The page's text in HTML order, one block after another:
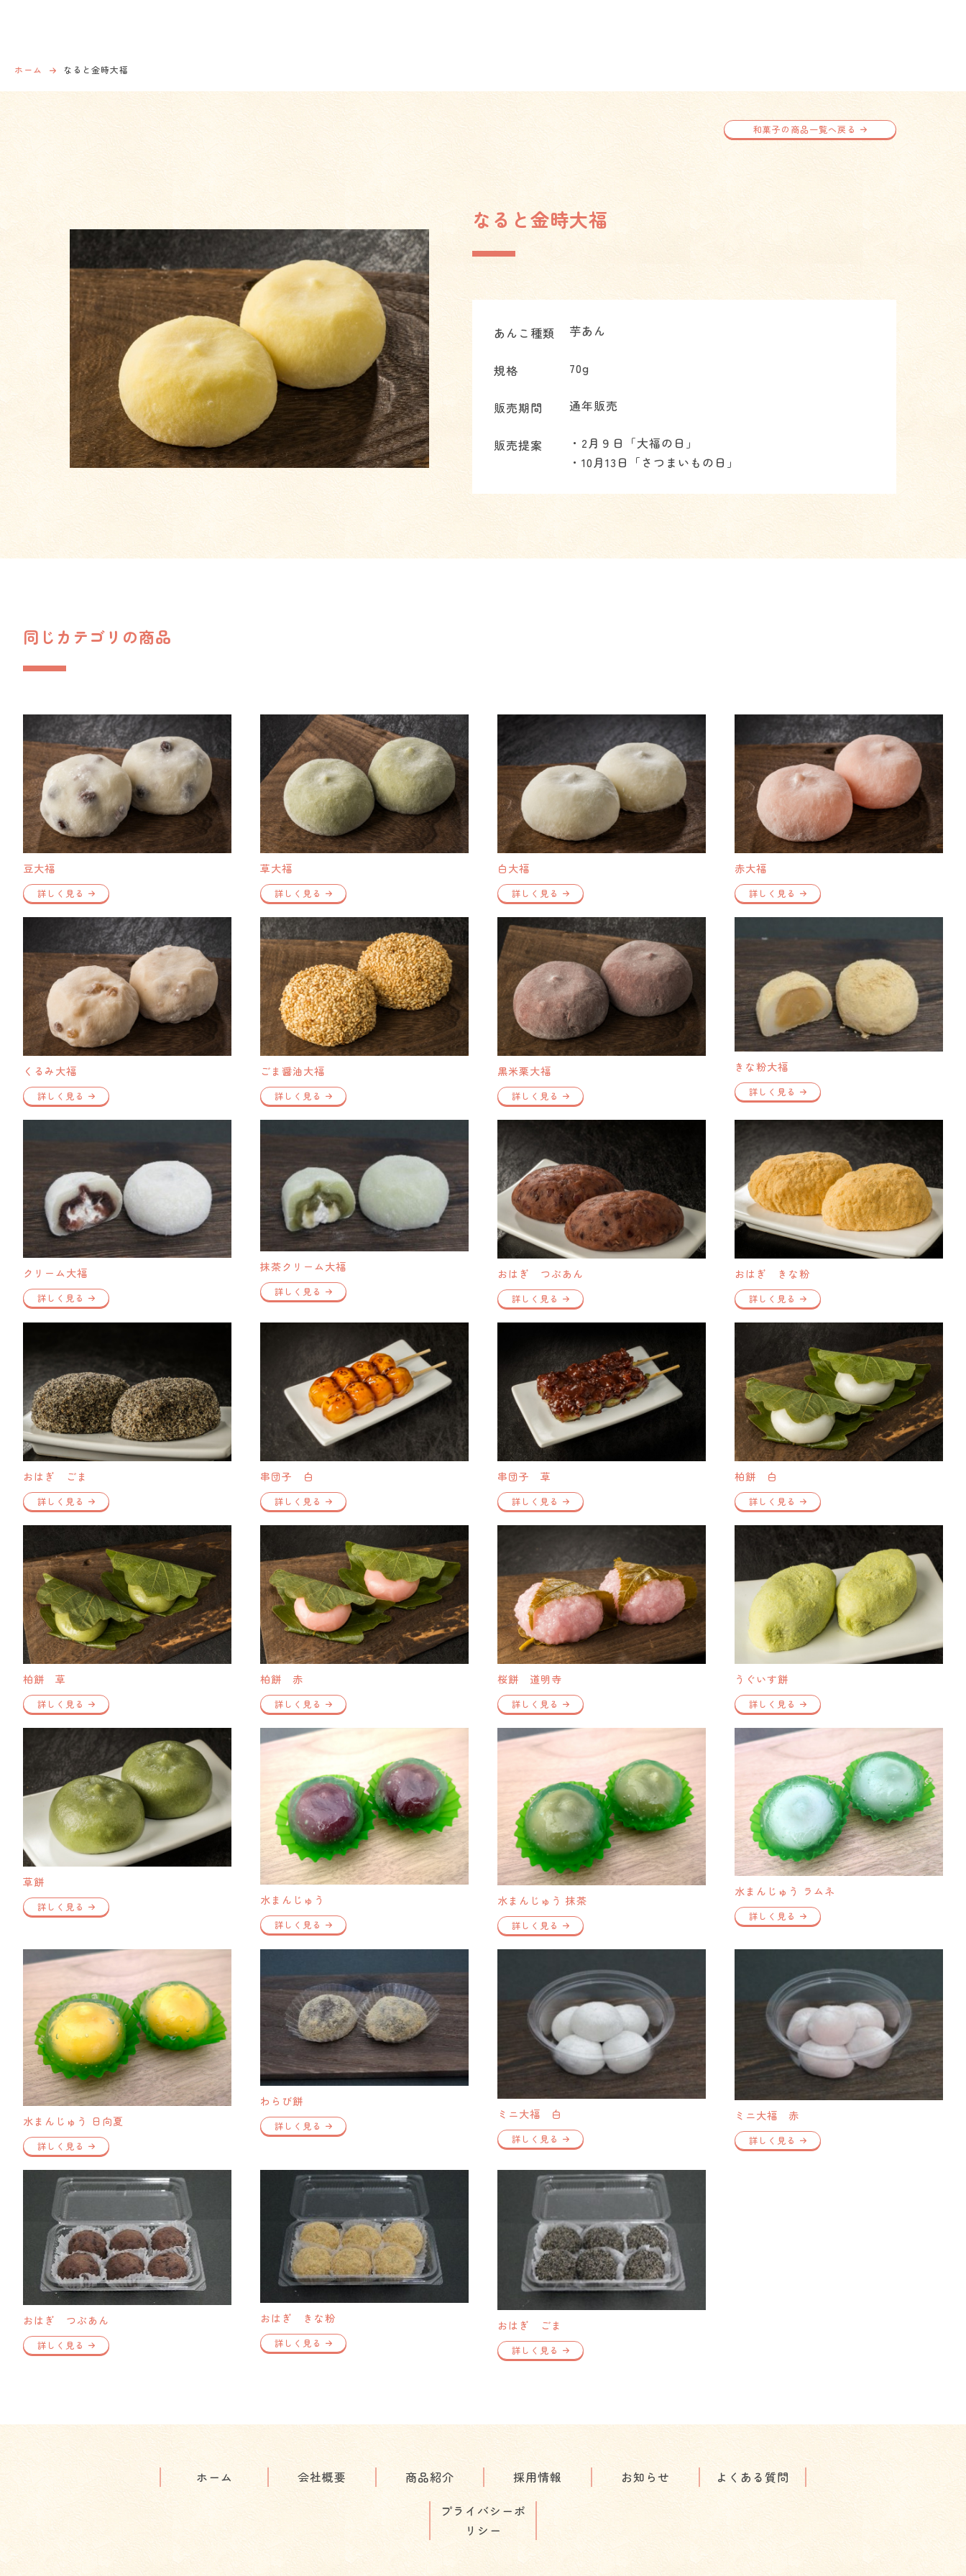
ホーム なると金時大福
和菓子の商品一覧へ戻る
なると金時大福
あんこ種類 芋あん
規格 70g
販売期間 通年販売
販売提案
・2月９日「大福の日」
・10月13日「さつまいもの日」
同じカテゴリの商品
豆大福
詳しく見る
草大福
詳しく見る
白大福
詳しく見る
赤大福
詳しく見る
くるみ大福
詳しく見る
ごま醤油大福
詳しく見る
黒米栗大福
詳しく見る
きな粉大福
詳しく見る
クリーム大福
詳しく見る
抹茶クリーム大福
詳しく見る
おはぎ つぶあん
詳しく見る
おはぎ きな粉
詳しく見る
おはぎ ごま
詳しく見る
串団子 白
詳しく見る
串団子 草
詳しく見る
柏餅 白
詳しく見る
柏餅 草
詳しく見る
柏餅 赤
詳しく見る
桜餅 道明寺
詳しく見る
うぐいす餅
詳しく見る
草餅
詳しく見る 水まんじゅう
詳しく見る
水まんじゅう 抹茶
詳しく見る
水まんじゅう ラムネ
詳しく見る
水まんじゅう 日向夏
詳しく見る
わらび餅
詳しく見る
ミニ大福 白
詳しく見る
ミニ大福 赤
詳しく見る
おはぎ つぶあん
詳しく見る
おはぎ きな粉
詳しく見る
おはぎ ごま
詳しく見る
ホーム 会社概要 商品紹介 採用情報 お知らせ
よくある質問
プライバシーポ
リシー